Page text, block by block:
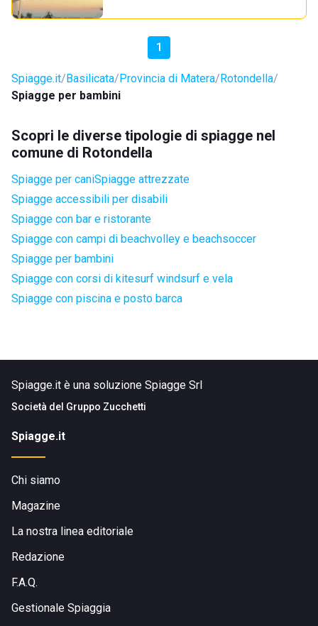
1
Spiagge.it Basilicata Provincia di Matera Rotondella
Spiagge per bambini
Scopri le diverse tipologie di spiagge nel
comune di Rotondella
Spiagge per caniSpiagge attrezzate
Spiagge accessibili per disabili
Spiagge con bar e ristorante
Spiagge con campi di beachvolley e beachsoccer
Spiagge per bambini
Spiagge con corsi di kitesurf windsurf e vela
Spiagge con piscina e posto barca
Spiagge.it è una soluzione Spiagge Srl
Società del Gruppo Zucchetti
Spiagge.it
Chi siamo
Magazine
La nostra linea editoriale
Redazione
F.A.Q.
Gestionale Spiaggia